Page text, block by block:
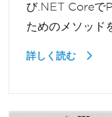
び.NET Coreで
ためのメソッド
詳しく読む